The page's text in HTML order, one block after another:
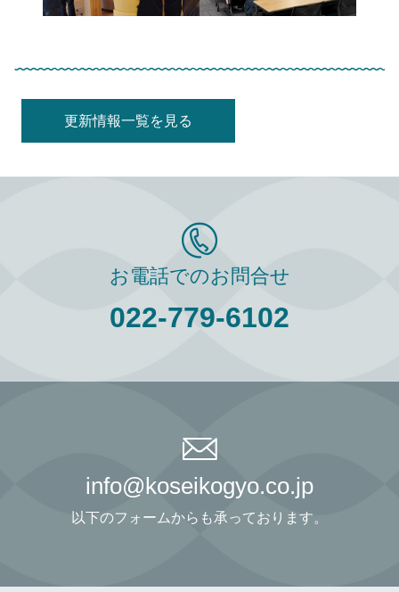
更新情報一覧を見る
お電話でのお問合せ
022-779-6102
info@koseikogyo.co.jp
以下のフォームからも承っております。